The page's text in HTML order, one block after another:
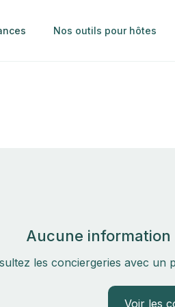
Nos outils pour hôtes
Aucune
les conciergeries avec
Voir les